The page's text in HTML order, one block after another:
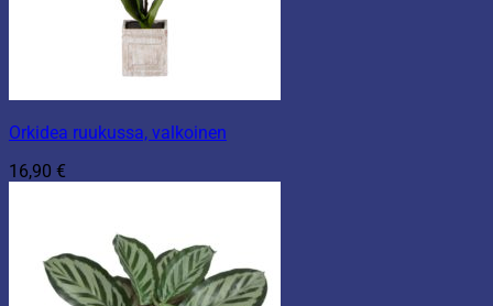
Orkidea ruukussa, valkoinen
16,90 €